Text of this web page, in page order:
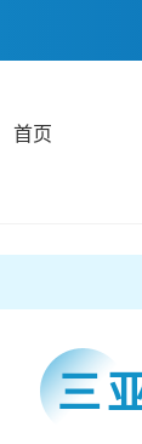
首页
三